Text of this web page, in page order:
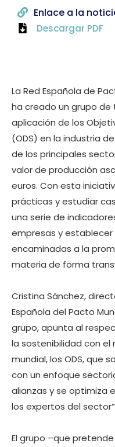
La Red Española de
ha creado un grupo de
aplicación de los
(ODS) en la industria
de los principales
valor de producción
euros. Con esta
prácticas y estudiar
una serie de
empresas y establecer
encaminadas a la
materia de forma
Cristina Sánchez,
Española del Pacto
grupo, apunta al
la sostenibilidad con el
mundial, los ODS, que
con un enfoque
alianzas y se optimiza
los expertos del
El grupo –que
Enlace a la
Descargar PDF